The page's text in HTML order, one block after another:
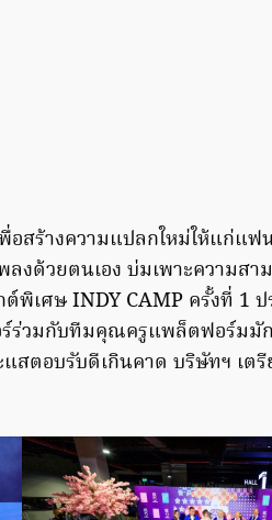
อสร้างความแปลกใหม่ให้แก่แ
งด้วยตนเอง บ่มเพาะความสา
พิเศษ INDY CAMP ครั้งที่ 1
ร่วมกับทีมคุณครูแพล็ตฟอร์มมั
สตอบรับดีเกินคาด บริษัทฯ เต